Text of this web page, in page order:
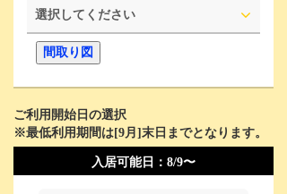
選択してください
間取り図
ご利用開始日の選択
※最低利用期間は[9月]末日までとなります。
入居可能日： 8/9〜
2026年8月
Tu WeTh Fr Sa
26 27 28 29 30 31
1